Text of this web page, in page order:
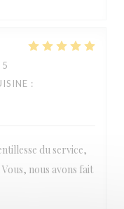
:
du service,
nous avons fait